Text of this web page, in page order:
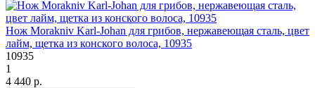
Нож Morakniv Karl-Johan для грибов, нержавеющая сталь, цвет
лайм, щетка из конского волоса, 10935
10935
1
4 440 р.